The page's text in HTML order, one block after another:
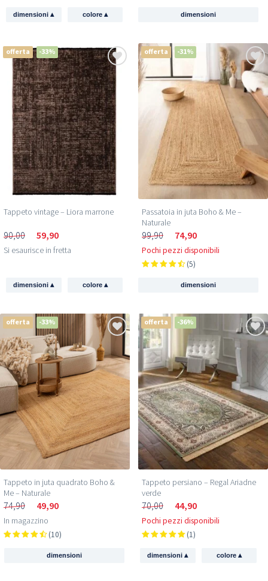
dimensioni▴ colore ▴ dimensioni
offerta -33%
Tappeto vintage – Liora marrone
90,00 59,90
Si esaurisce in fretta
dimensioni▴ colore ▴
offerta -31%
Passatoia in juta Boho & Me –
Naturale
99,90 74,90
Pochi pezzi disponibili
(5)
dimensioni
offerta -33%
Tappeto in juta quadrato Boho &
Me – Naturale
74,90 49,90
In magazzino
(10)
dimensioni
offerta -36%
Tappeto persiano – Regal Ariadne
verde
70,00 44,90
Pochi pezzi disponibili
(1)
dimensioni▴ colore ▴